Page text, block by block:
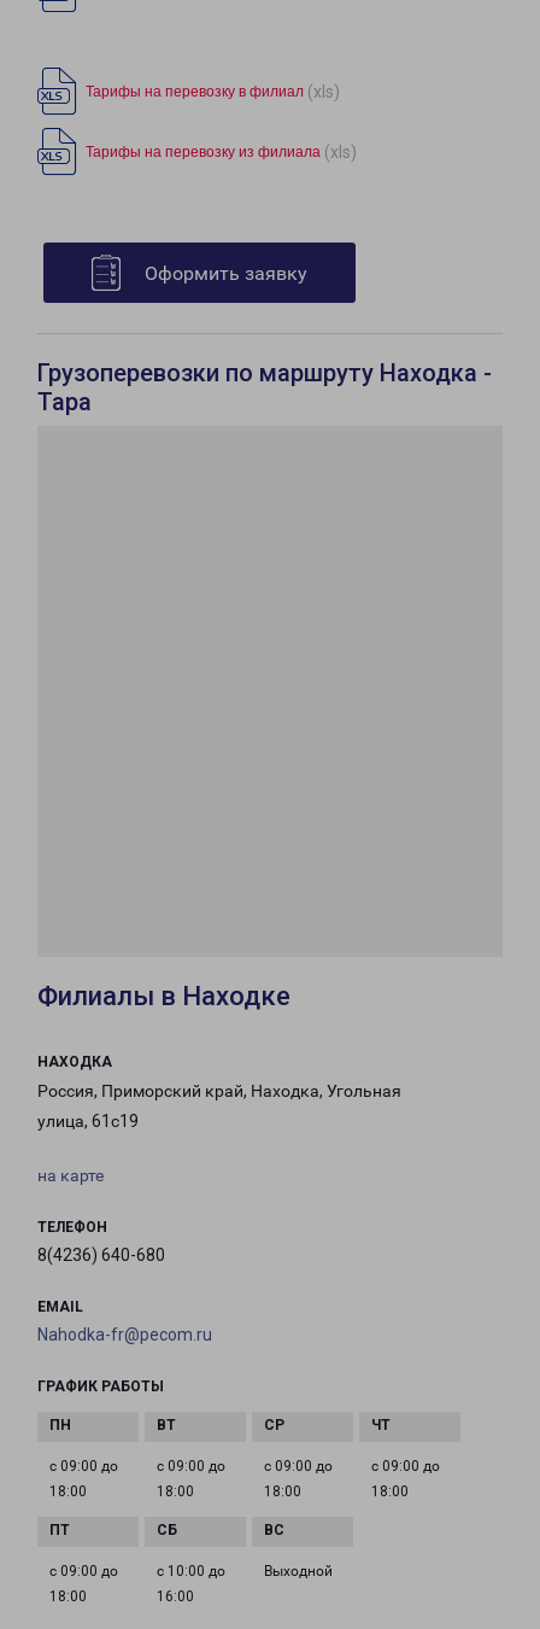
Тарифы на перевозку в филиал (xls)
Тарифы на перевозку из филиала (xls)
Оформить заявку
Грузоперевозки по маршруту Находка -
Тара
Филиалы в Находке
НАХОДКА
Россия, Приморский край, Находка, Угольная
улица, 61с19
на карте
ТЕЛЕФОН
8(4236) 640-680
EMAIL
Nahodka-fr@pecom.ru
ГРАФИК РАБОТЫ
с 09:00 до
18:00
с 09:00 до
18:00
с 09:00 до
18:00
с 09:00 до
18:00
с 09:00 до
18:00
с 10:00 до
16:00
Выходной